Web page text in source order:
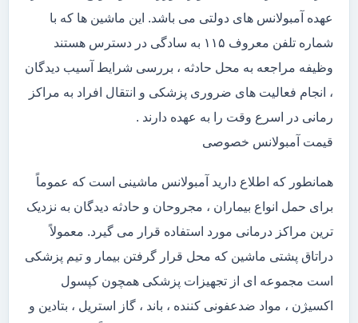
عهده آمبولانس های دولتی می باشد. این ماشین ها که با
شماره تلفن معروف ۱۱۵ به سادگی در دسترس هستند
وظیفه مراجعه به محل حادثه ، بررسی شرایط آسیب دیدگان
، انجام فعالیت های ضروری پزشکی و انتقال افراد به مراکز
رمانی در اسرع وقت را به عهده دارند .
قیمت آمبولانس خصوصی
همانطور که اطلاع دارید آمبولانس ماشینی است که عموماً
برای حمل انواع بیماران ، مجروحان و حادثه دیدگان به نزدیک
ترین مراکز درمانی مورد استفاده قرار می گیرد. معمولاً
دراتاق پشتی ماشین که محل قرار گرفتن بیمار و تیم پزشکی
است مجموعه ای از تجهیزات پزشکی همچون کپسول
اکسیژن ، مواد ضدعفونی کننده ، باند ، گاز استریل ، بتادین و